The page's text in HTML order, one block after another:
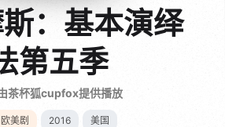
：基本演绎
第五季
茶杯狐cupfox提供播放
欧美剧 2016 美国